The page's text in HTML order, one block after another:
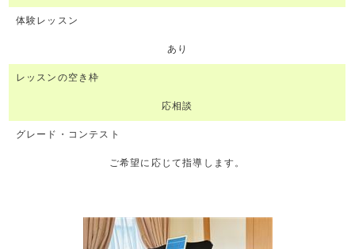
体験レッスン
あり
レッスンの空き枠
応相談
グレード・コンテスト
ご希望に応じて指導します。